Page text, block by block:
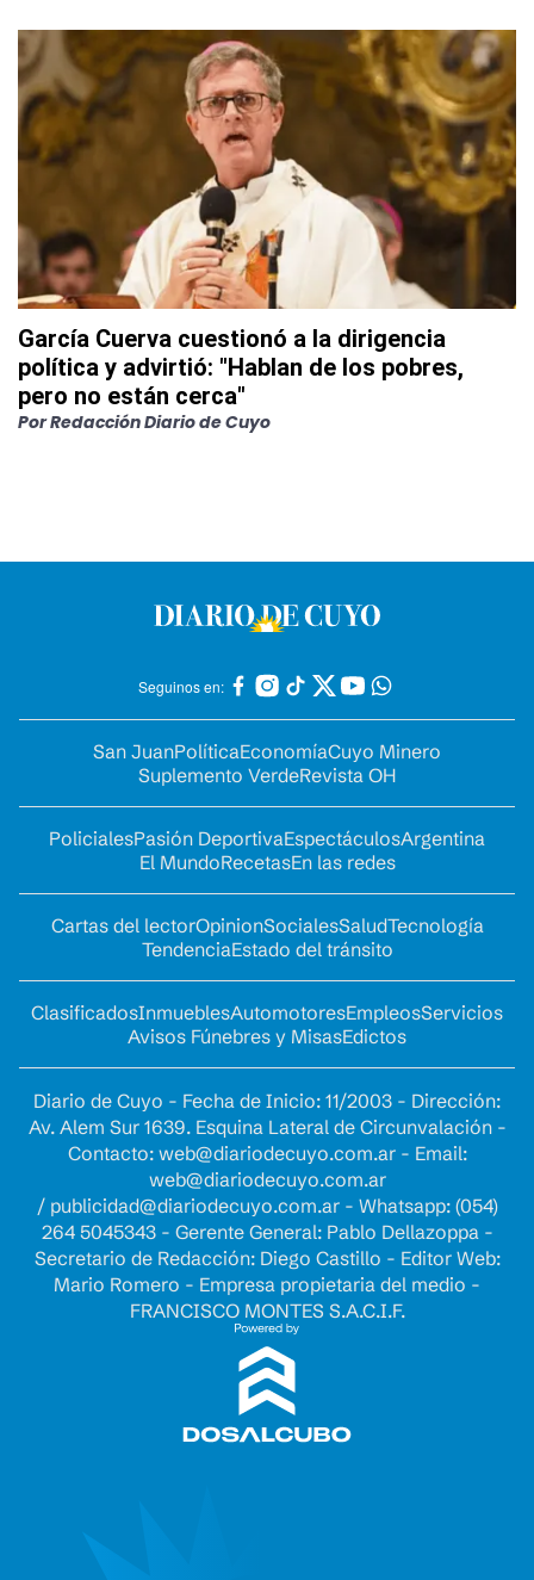
García Cuerva cuestionó a la dirigencia
política y advirtió: "Hablan de los pobres,
pero no están cerca"
PorRedacción Diario de Cuyo
Seguinos en:
San JuanPolíticaEconomíaCuyo Minero
Suplemento VerdeRevista OH
PolicialesPasión DeportivaEspectáculosArgentina
El MundoRecetasEn las redes
Cartas del lectorOpinionSocialesSaludTecnología
TendenciaEstado del tránsito
ClasificadosInmueblesAutomotoresEmpleosServicios
Avisos Fúnebres y MisasEdictos
Diario de Cuyo - Fecha de Inicio: 11/2003 - Dirección:
Av. Alem Sur 1639. Esquina Lateral de Circunvalación -
Contacto: web@diariodecuyo.com.ar- Email:
web@diariodecuyo.com.ar
/ publicidad@diariodecuyo.com.ar- Whatsapp: (054)
264 5045343 - Gerente General: Pablo Dellazoppa -
Secretario de Redacción: Diego Castillo - Editor Web:
Mario Romero - Empresa propietaria del medio -
FRANCISCO MONTES S.A.C.I.F.